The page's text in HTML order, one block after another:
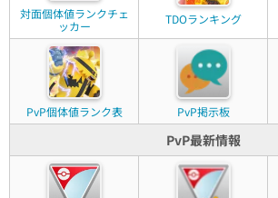
対面個体値ランクチェ
ッカー
TDOランキング
PvP個体値ランク表 PvP掲示板
PvP最新情報